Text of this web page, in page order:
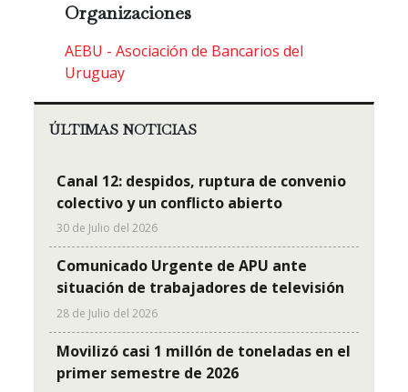
Organizaciones
AEBU - Asociación de Bancarios del
Uruguay
ÚLTIMAS NOTICIAS
Canal 12: despidos, ruptura de convenio
colectivo y un conflicto abierto
30 de Julio del 2026
Comunicado Urgente de APU ante
situación de trabajadores de televisión
28 de Julio del 2026
Movilizó casi 1 millón de toneladas en el
primer semestre de 2026